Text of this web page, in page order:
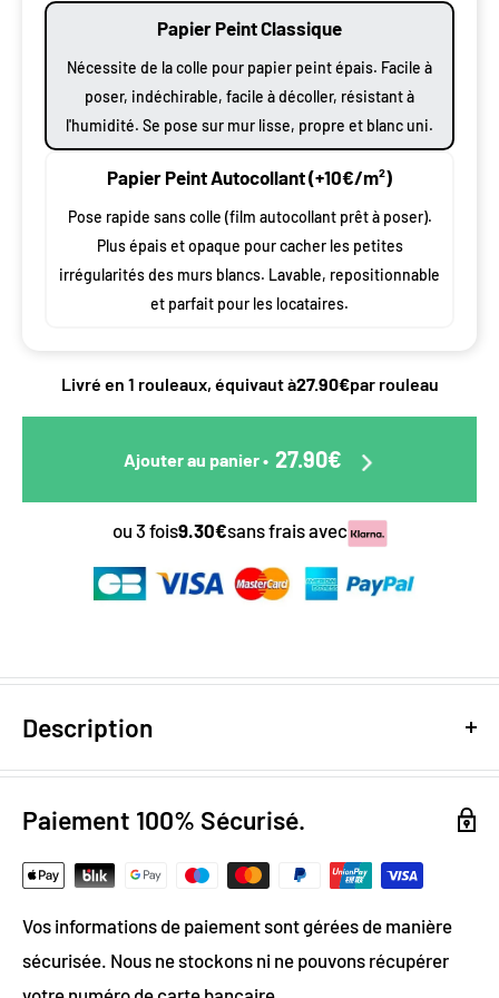
Papier Peint Classique
Nécessite de la colle pour papier peint épais. Facile à
poser, indéchirable, facile à décoller, résistant à
l'humidité. Se pose sur mur lisse, propre et blanc uni.
Papier Peint Autocollant (+10€/m²)
Pose rapide sans colle (film autocollant prêt à poser).
Plus épais et opaque pour cacher les petites
irrégularités des murs blancs. Lavable, repositionnable
et parfait pour les locataires.
Livré en 1 rouleaux, équivaut à27.90€par rouleau
Ajouter au panier• 27.90€
ou 3 fois9.30€sans frais avec
Description
Design numérique: colorimétrie optimale / effet
trompe l'œil
Grammage :
Vinyle & Toile anti-allergène
Matière ignifugée, antistatique et anti-moisissure
Paiement 100% Sécurisé.
Vos informations de paiement sont gérées de manière
sécurisée. Nous ne stockons ni ne pouvons récupérer